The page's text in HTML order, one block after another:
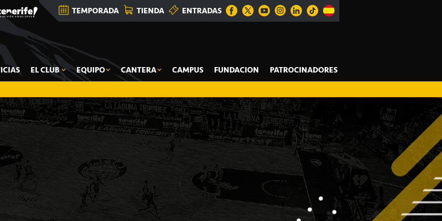
TEMPORADA TIENDA ENTRADAS
EL CLUB EQUIPO CANTERA CAMPUS FUNDACION PATROCINADORES